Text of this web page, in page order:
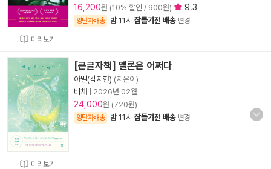
미리보기
16,200원 (10% 할인 / 900원) 9.3
양탄자배송 밤 11시 잠들기전 배송 변경
미리보기
[큰글자책] 멜론은 어쩌다
아밀(김지현) (지은이)
비채
2026년 02월
24,000원 (720원)
양탄자배송 밤 11시 잠들기전 배송 변경